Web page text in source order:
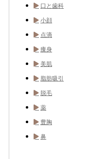
口と歯科
小顔
点滴
痩身
美肌
脂肪吸引
脱毛
薬
豊胸
鼻